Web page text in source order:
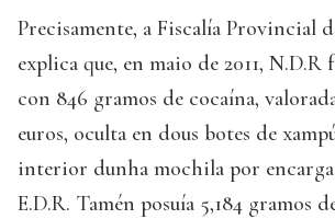
Precisamente, a Fiscalía Provincial
explica que, en maio de 2011,
con 846 gramos de cocaína,
euros, oculta en dous botes de
interior dunha mochila por encarga
E.D.R. Tamén posuía 5,184 gramos